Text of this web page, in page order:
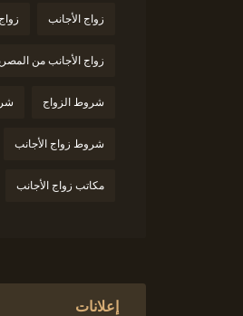
زواج الأجانب
زواج الأجانب من
شروط الزواج
شروط زواج الأجانب
مكاتب زواج الأجانب
إعلانات